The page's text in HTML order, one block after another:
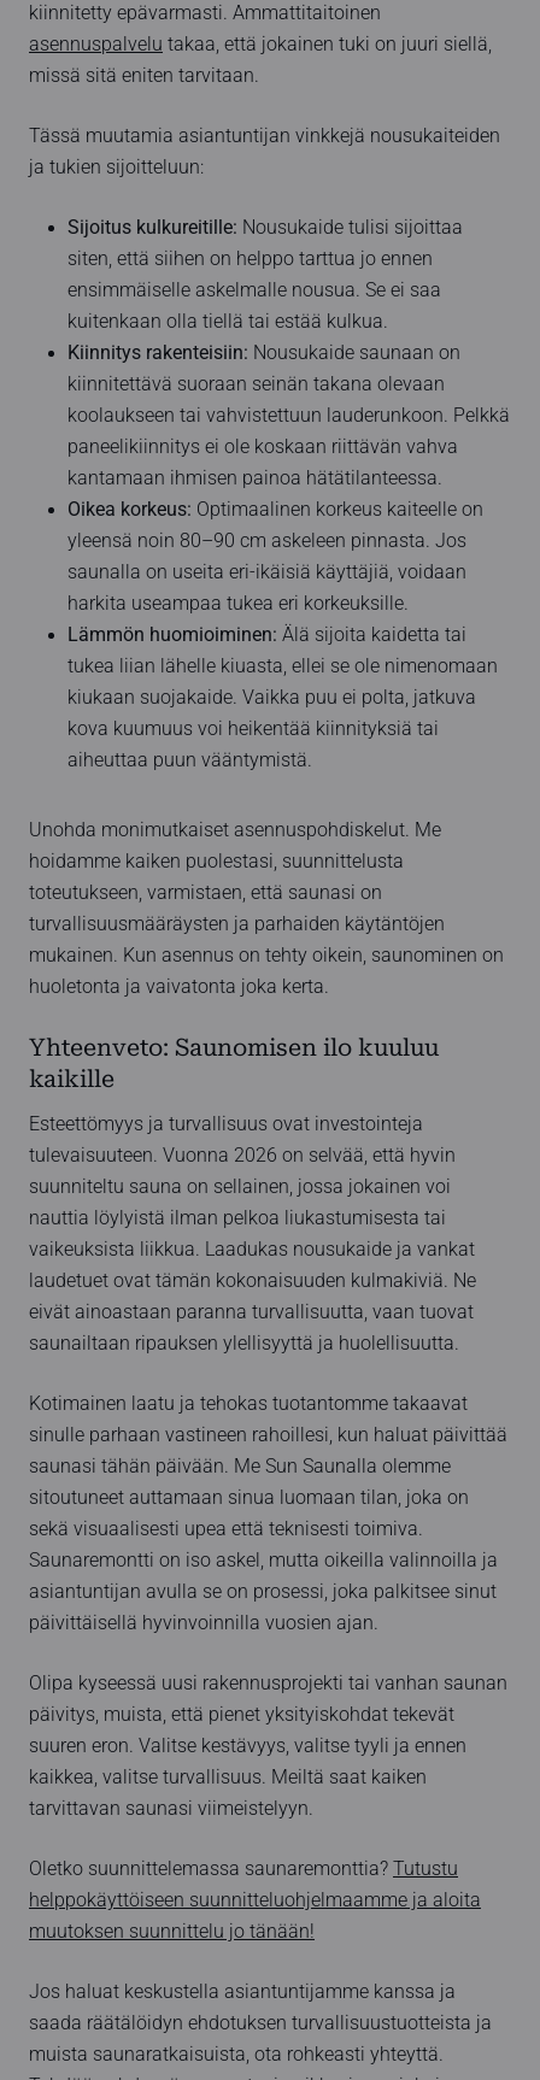
kiinnitetty epävarmasti. Ammattitaitoinen
asennuspalvelu takaa, että jokainen tuki on juuri siellä,
missä sitä eniten tarvitaan.
Tässä muutamia asiantuntijan vinkkejä nousukaiteiden
ja tukien sijoitteluun:
Sijoitus kulkureitille: Nousukaide tulisi sijoittaa
siten, että siihen on helppo tarttua jo ennen
ensimmäiselle askelmalle nousua. Se ei saa
kuitenkaan olla tiellä tai estää kulkua.
Kiinnitys rakenteisiin: Nousukaide saunaan on
kiinnitettävä suoraan seinän takana olevaan
koolaukseen tai vahvistettuun lauderunkoon. Pelkkä
paneelikiinnitys ei ole koskaan riittävän vahva
kantamaan ihmisen painoa hätätilanteessa.
Oikea korkeus: Optimaalinen korkeus kaiteelle on
yleensä noin 80–90 cm askeleen pinnasta. Jos
saunalla on useita eri-ikäisiä käyttäjiä, voidaan
harkita useampaa tukea eri korkeuksille.
Lämmön huomioiminen: Älä sijoita kaidetta tai
tukea liian lähelle kiuasta, ellei se ole nimenomaan
kiukaan suojakaide. Vaikka puu ei polta, jatkuva
kova kuumuus voi heikentää kiinnityksiä tai
aiheuttaa puun vääntymistä.
Unohda monimutkaiset asennuspohdiskelut. Me
hoidamme kaiken puolestasi, suunnittelusta
toteutukseen, varmistaen, että saunasi on
turvallisuusmääräysten ja parhaiden käytäntöjen
mukainen. Kun asennus on tehty oikein, saunominen on
huoletonta ja vaivatonta joka kerta.
Yhteenveto: Saunomisen ilo kuuluu
kaikille
Esteettömyys ja turvallisuus ovat investointeja
tulevaisuuteen. Vuonna 2026 on selvää, että hyvin
suunniteltu sauna on sellainen, jossa jokainen voi
nauttia löylyistä ilman pelkoa liukastumisesta tai
vaikeuksista liikkua. Laadukas nousukaide ja vankat
laudetuet ovat tämän kokonaisuuden kulmakiviä. Ne
eivät ainoastaan paranna turvallisuutta, vaan tuovat
saunailtaan ripauksen ylellisyyttä ja huolellisuutta.
Kotimainen laatu ja tehokas tuotantomme takaavat
sinulle parhaan vastineen rahoillesi, kun haluat päivittää
saunasi tähän päivään. Me Sun Saunalla olemme
sitoutuneet auttamaan sinua luomaan tilan, joka on
sekä visuaalisesti upea että teknisesti toimiva.
Saunaremontti on iso askel, mutta oikeilla valinnoilla ja
asiantuntijan avulla se on prosessi, joka palkitsee sinut
päivittäisellä hyvinvoinnilla vuosien ajan.
Olipa kyseessä uusi rakennusprojekti tai vanhan saunan
päivitys, muista, että pienet yksityiskohdat tekevät
suuren eron. Valitse kestävyys, valitse tyyli ja ennen
kaikkea, valitse turvallisuus. Meiltä saat kaiken
tarvittavan saunasi viimeistelyyn.
Oletko suunnittelemassa saunaremonttia? Tutustu
helppokäyttöiseen suunnitteluohjelmaamme ja aloita
muutoksen suunnittelu jo tänään!
Jos haluat keskustella asiantuntijamme kanssa ja
saada räätälöidyn ehdotuksen turvallisuustuotteista ja
muista saunaratkaisuista, ota rohkeasti yhteyttä.